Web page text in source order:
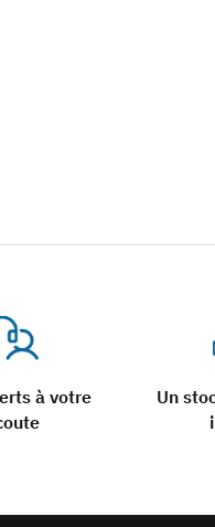
à votre
Un